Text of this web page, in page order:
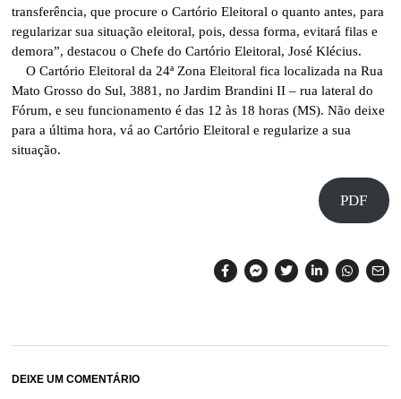
transferência, que procure o Cartório Eleitoral o quanto antes, para
regularizar sua situação eleitoral, pois, dessa forma, evitará filas e
demora”, destacou o Chefe do Cartório Eleitoral, José Klécius.
O Cartório Eleitoral da 24ª Zona Eleitoral fica localizada na Rua
Mato Grosso do Sul, 3881, no Jardim Brandini II – rua lateral do
Fórum, e seu funcionamento é das 12 às 18 horas (MS). Não deixe
para a última hora, vá ao Cartório Eleitoral e regularize a sua
situação.
PDF
DEIXE UM COMENTÁRIO